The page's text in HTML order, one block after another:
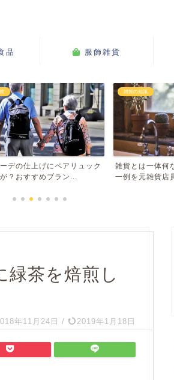
品 服飾雑貨
識
一体何なのか？その定義と
雑貨店員が解説し...
プレゼント選び
【かっとばし!!
野球ファンのプ
緑茶を焙煎し
年11月24日 / 2019年1月18日